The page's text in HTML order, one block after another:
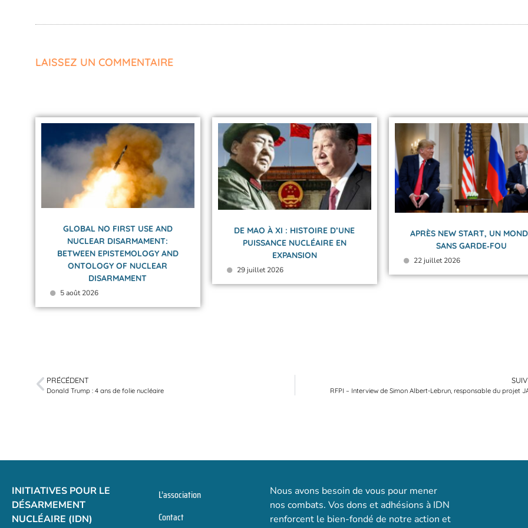
LAISSEZ UN COMMENTAIRE
GLOBAL NO FIRST USE AND
NUCLEAR DISARMAMENT:
BETWEEN EPISTEMOLOGY AND
ONTOLOGY OF NUCLEAR
DISARMAMENT
5 août 2026
DE MAO À XI : HISTOIRE D’UNE
PUISSANCE NUCLÉAIRE EN
EXPANSION
29 juillet 2026
APRÈS NEW START, UN
SANS GARDE‑FOU
22 juillet 2026
PRÉCÉDENT
Donald Trump : 4 ans de folie nucléaire RFPI – Interview de Simon Albert-Lebrun, responsable du projet
INITIATIVES POUR LE
DÉSARMEMENT
NUCLÉAIRE (IDN)
L’association
Contact
Nous avons besoin de vous pour mener
nos combats. Vos dons et adhésions à IDN
renforcent le bien-fondé de notre action et